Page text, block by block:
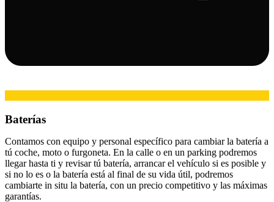
Baterías
Contamos con equipo y personal específico para cambiar la batería a
tú coche, moto o furgoneta. En la calle o en un parking podremos
llegar hasta ti y revisar tú batería, arrancar el vehículo si es posible y
si no lo es o la batería está al final de su vida útil, podremos
cambiarte in situ la batería, con un precio competitivo y las máximas
garantías.